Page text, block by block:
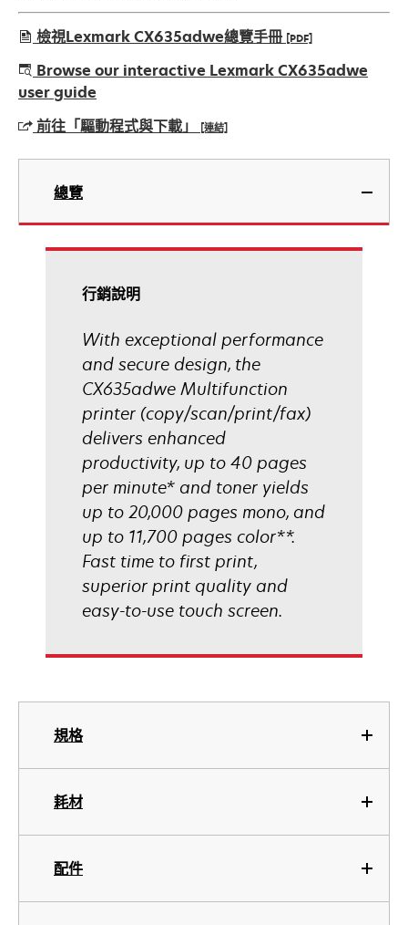
檢視Lexmark CX635adwe總覽手冊 [PDF]
在
新
籤
中
Browse our interactive Lexmark CX635adwe
user guide
前往「驅動程式與下載」
[連結]
在
籤
總覽
規格
耗材
配件
行銷說明
With exceptional performance
and secure design, the
CX635adwe Multifunction
printer (copy/scan/print/fax)
delivers enhanced
productivity, up to 40 pages
per minute* and toner yields
up to 20,000 pages mono, and
up to 11,700 pages color**.
Fast time to first print,
superior print quality and
easy-to-use touch screen.